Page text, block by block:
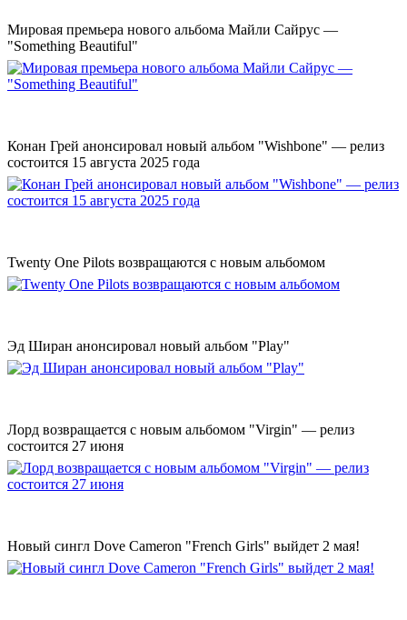
Мировая премьера нового альбома Майли Сайрус —
"Something Beautiful"
Конан Грей анонсировал новый альбом "Wishbone" — релиз
состоится 15 августа 2025 года
Twenty One Pilots возвращаются с новым альбомом
Эд Ширан анонсировал новый альбом "Play"
Лорд возвращается с новым альбомом "Virgin" — релиз
состоится 27 июня
Новый сингл Dove Cameron "French Girls" выйдет 2 мая!